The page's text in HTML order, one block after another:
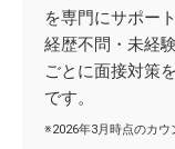
を専門にサポー
経歴不問・未経
ごとに面接対策
です。
※2026年3月時点のカウ